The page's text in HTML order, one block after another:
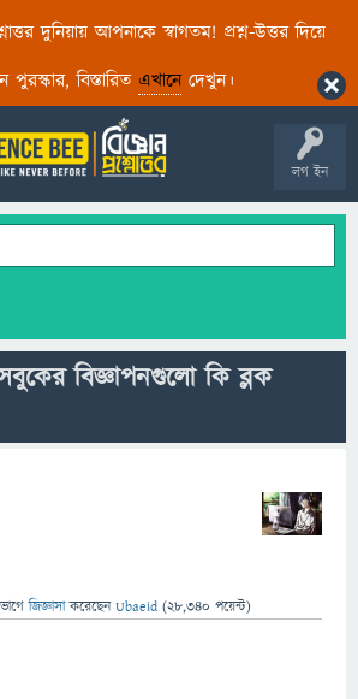
দুনিয়ায় আপনাকে স্বাগতম! প্রশ্ন-উত্তর দিয়ে
পুরস্কার, বিস্তারিত এখানেদেখুন।
লগ ইন
বিজ্ঞাপনগুলো কি ব্লক
জিজ্ঞাসাকরেছেনUbaeid (28,340 পয়েন্ট)